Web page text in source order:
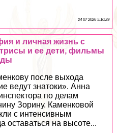
24 07 2026 5:10:29
и личная жизнь с
и ее дети, фильмы
после выхода
ведут знатоки». Анна
по делам
Зорину. Каменковой
с интенсивным
оставаться на высоте...